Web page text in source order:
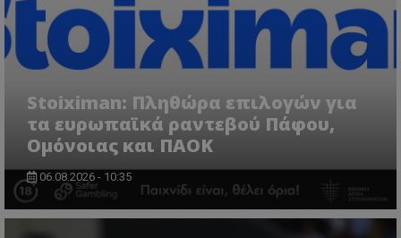
Stoiximan: Πληθώρα επιλογών για
τα ευρωπαϊκά ραντεβού Πάφου,
Ομόνοιας και ΠΑΟΚ
06.08.2026 - 10:35